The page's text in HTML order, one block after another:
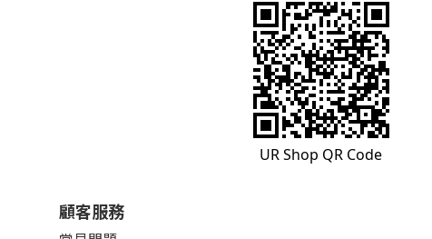
UR Shop QR Code
顧客服務